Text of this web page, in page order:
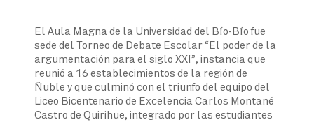
El Aula Magna de la Universidad del Bío-Bío fue
sede del Torneo de Debate Escolar “El poder de la
argumentación para el siglo XXI”, instancia que
reunió a 16 establecimientos de la región de
Ñuble y que culminó con el triunfo del equipo del
Liceo Bicentenario de Excelencia Carlos Montané
Castro de Quirihue, integrado por las estudiantes